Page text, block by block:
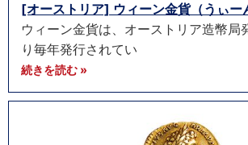
[オーストリア] ウィーン金貨（うぃー
ウィーン金貨は、オーストリア造幣局
り毎年発行されてい
続きを読む »